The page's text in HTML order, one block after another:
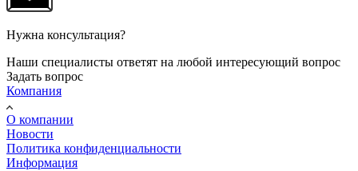
Нужна консультация?
Наши специалисты ответят на любой интересующий вопрос
Задать вопрос
Компания
О компании
Новости
Политика конфиденциальности
Информация